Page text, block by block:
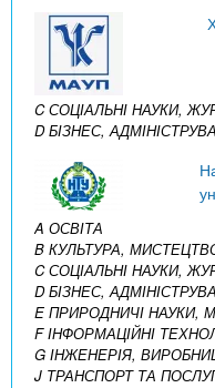
C СОЦІАЛЬНІ НАУКИ,
D БІЗНЕС,
A ОСВІТА
B КУЛЬТУРА,
C СОЦІАЛЬНІ НАУКИ,
D БІЗНЕС,
E ПРИРОДНИЧІ НАУКИ,
F ІНФОРМАЦІЙНІ
G ІНЖЕНЕРІЯ,
J ТРАНСПОРТ ТА